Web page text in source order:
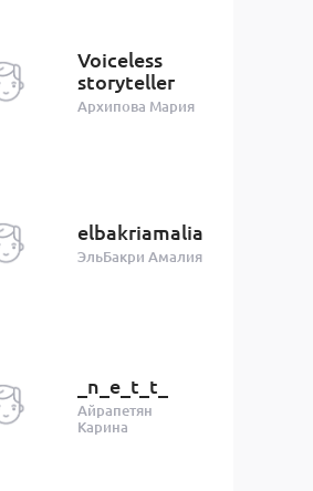
Voiceless
storyteller
Архипова Мария
elbakriamalia
ЭльБакри Амалия
_n_e_t_t_
Айрапетян
Карина